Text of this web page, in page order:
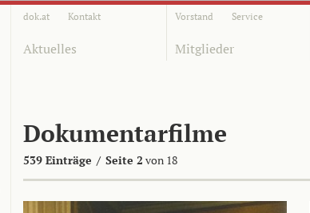
dok.at Kontakt Vorstand Service
Aktuelles Mitglieder
Dokumentarfilme
539 Einträge / Seite 2 von 18